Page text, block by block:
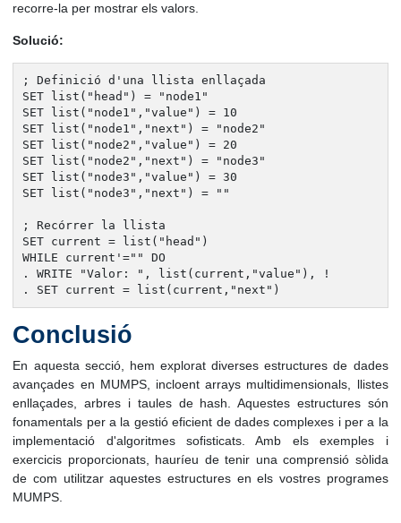
recorre-la per mostrar els valors.
Solució:
; Definició d'una llista enllaçada
SET list("head") = "node1"
SET list("node1","value") = 10
SET list("node1","next") = "node2"
SET list("node2","value") = 20
SET list("node2","next") = "node3"
SET list("node3","value") = 30
SET list("node3","next") = ""
; Recórrer la llista
SET current = list("head")
WHILE current'="" DO
. WRITE "Valor: ", list(current,"value"), !
. SET current = list(current,"next")
Conclusió
En aquesta secció, hem explorat diverses estructures de dades
avançades en MUMPS, incloent arrays multidimensionals, llistes
enllaçades, arbres i taules de hash. Aquestes estructures són
fonamentals per a la gestió eficient de dades complexes i per a la
implementació d'algoritmes sofisticats. Amb els exemples i
exercicis proporcionats, hauríeu de tenir una comprensió sòlida
de com utilitzar aquestes estructures en els vostres programes
MUMPS.